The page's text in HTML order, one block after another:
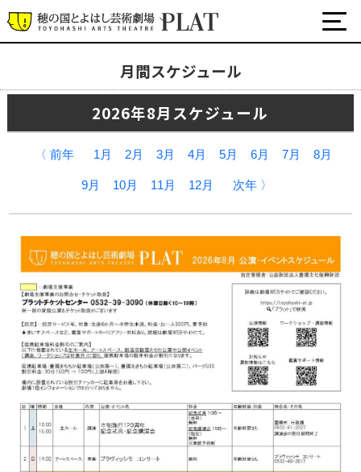
公式SNS
アクセシビリティ/
サービス
会員制度のご案内
月間スケジュール
月間スケジュール
2026年8月スケジュール
〈 前年 1月 2月 3月 4月 5月 6月 7月 8月
9月 10月 11月 12月 次年 〉
月間スケジュール
プラットについて
関連団体・施設